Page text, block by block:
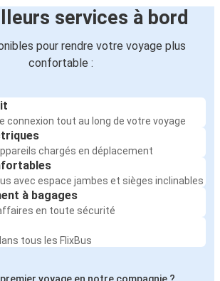
services à bord
pour rendre votre voyage plus
confortable :
connexion tout au long de votre voyage
chargés en déplacement
avec espace jambes et sièges inclinables
à bagages
en toute sécurité
tous les FlixBus